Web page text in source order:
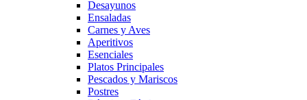
Desayunos
Ensaladas
Carnes y Aves
Aperitivos
Esenciales
Platos Principales
Pescados y Mariscos
Postres